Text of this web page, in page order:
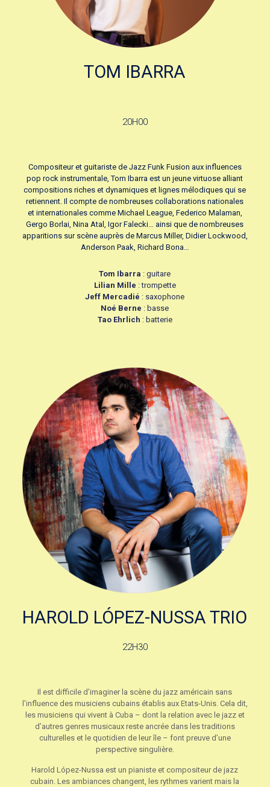
TOM IBARRA
20H00
Compositeur et guitariste de Jazz Funk Fusion aux influences
pop rock instrumentale, Tom Ibarra est un jeune virtuose alliant
compositions riches et dynamiques et lignes mélodiques qui se
retiennent. Il compte de nombreuses collaborations nationales
et internationales comme Michael League, Federico Malaman,
Gergo Borlai, Nina Atal, Igor Falecki… ainsi que de nombreuses
apparitions sur scène auprès de Marcus Miller, Didier Lockwood,
Anderson Paak, Richard Bona…
Tom Ibarra : guitare
Lilian Mille : trompette
Jeff Mercadié : saxophone
Noé Berne : basse
Tao Ehrlich : batterie
HAROLD LÓPEZ-NUSSA TRIO
22H30
Il est difficile d’imaginer la scène du jazz américain sans
l’influence des musiciens cubains établis aux Etats-Unis. Cela dit,
les musiciens qui vivent à Cuba – dont la relation avec le jazz et
d’autres genres musicaux reste ancrée dans les traditions
culturelles et le quotidien de leur île – font preuve d’une
perspective singulière.
Harold López-Nussa est un pianiste et compositeur de jazz
cubain. Les ambiances changent, les rythmes varient mais la